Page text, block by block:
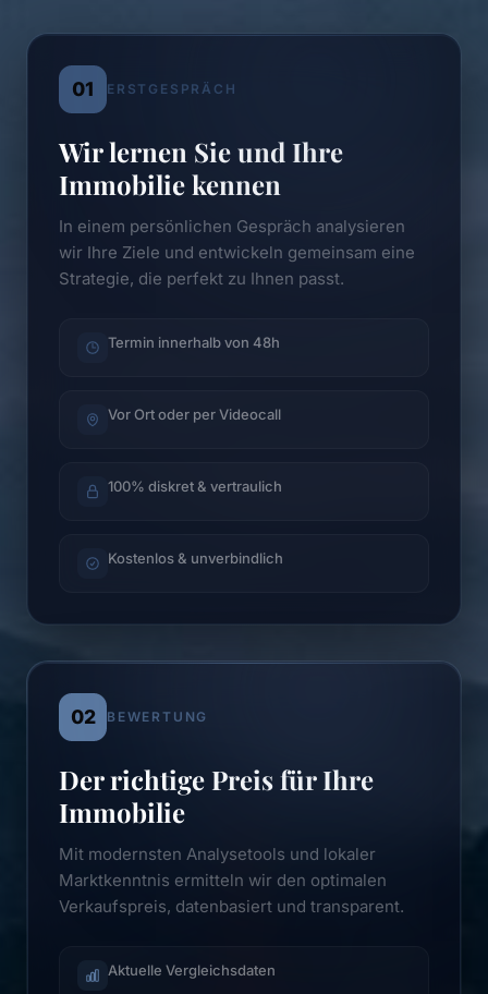
01 ERSTGESPRÄCH
Wir lernen Sie und Ihre
Immobilie kennen
In einem persönlichen Gespräch analysieren
wir Ihre Ziele und entwickeln gemeinsam eine
Strategie, die perfekt zu Ihnen passt.
Termin innerhalb von 48h
Vor Ort oder per Videocall
100% diskret & vertraulich
Kostenlos & unverbindlich
02 BEWERTUNG
Der richtige Preis für Ihre
Immobilie
Mit modernsten Analysetools und lokaler
Marktkenntnis ermitteln wir den optimalen
Verkaufspreis, datenbasiert und transparent.
Aktuelle Vergleichsdaten